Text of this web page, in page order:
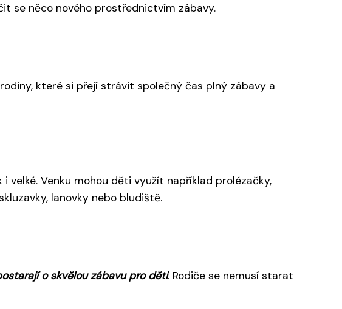
se něco nového prostřednictvím zábavy.
které si přejí strávit společný čas plný zábavy a
velké. Venku mohou děti využít například prolézačky,
lanovky nebo bludiště.
o skvělou zábavu pro děti. Rodiče se nemusí starat